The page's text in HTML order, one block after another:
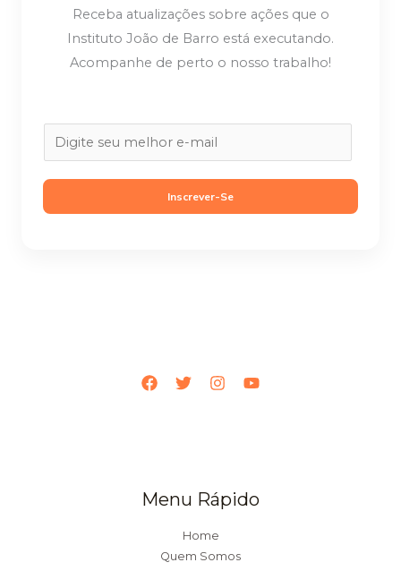
Receba atualizações sobre ações que o
Instituto João de Barro está executando.
Acompanhe de perto o nosso trabalho!
m
a
i
Inscrever-Se
Menu Rápido
Home
Quem Somos